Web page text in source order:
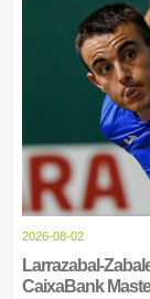
2026-08-02
Larrazabal-
CaixaBank